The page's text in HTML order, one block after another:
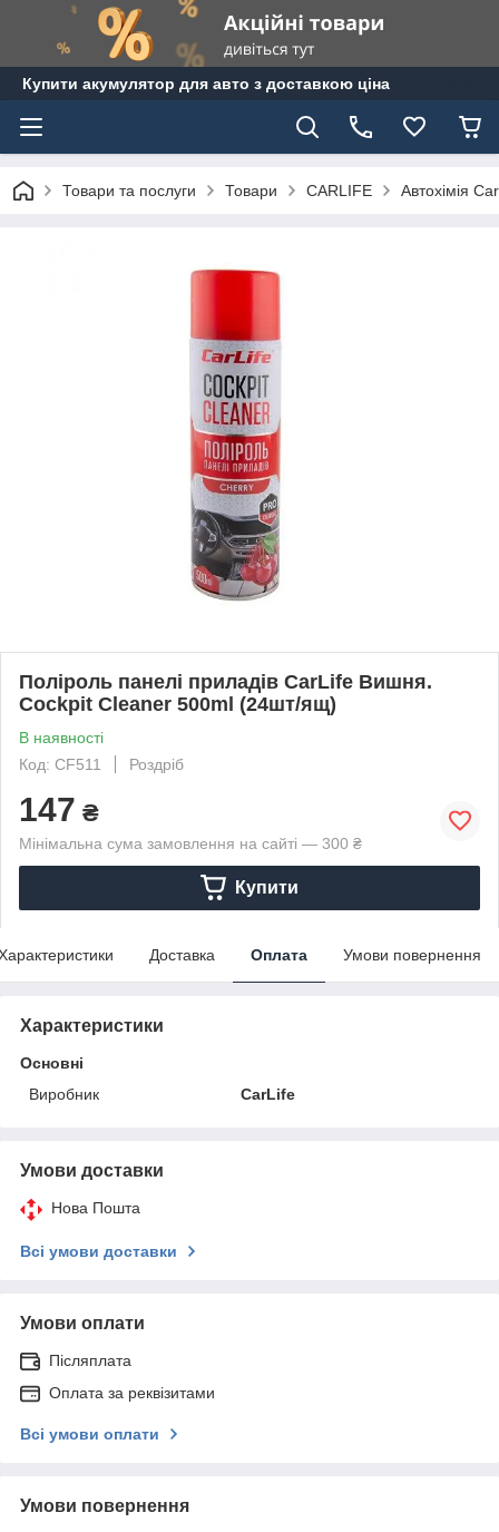
Купити акумулятор для авто з доставкою ціна
Товари та послуги Товари CARLIFE Автохімія
Поліроль панелі приладів CarLife Вишня.
Cockpit Cleaner 500ml (24шт/ящ)
В наявності
Код: CF511
Роздріб
147 ₴
Мінімальна сума замовлення на сайті — 300 ₴
Купити
Доставка Оплата Умови повернення
Характеристики
Основні
Виробник
CarLife
Умови доставки
Нова Пошта
Всі умови доставки
Умови оплати
Післяплата
Оплата за реквізитами
Всі умови оплати
Умови повернення